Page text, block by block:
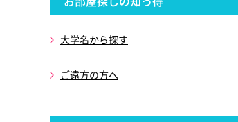
大学名から探す
ご遠方の方へ